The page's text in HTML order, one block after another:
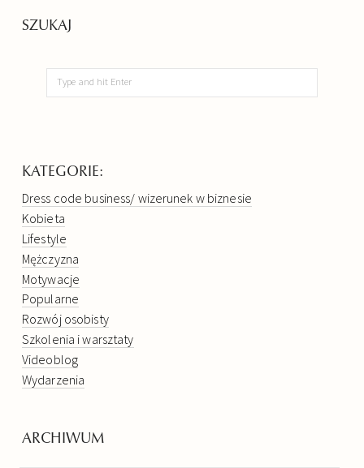
SZUKAJ
KATEGORIE:
Dress code business/ wizerunek w biznesie
Kobieta
Lifestyle
Mężczyzna
Motywacje
Popularne
Rozwój osobisty
Szkolenia i warsztaty
Videoblog
Wydarzenia
ARCHIWUM